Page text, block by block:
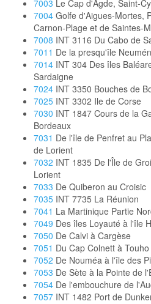
7003 Le Cap d'Agde, Saint-
7004 Golfe d'Aigues-Mortes,
Carnon-Plage et de Saintes-
7008 INT 3116 Du Cabo de
7011 De la presqu'île
7014 INT 304 Des îles
Sardaigne
7024 INT 3350 Bouches de
7025 INT 3302 Ile de Corse
7030 INT 1847 Cours de la
Bordeaux
7031 De l'île de Penfret au
de Lorient
7032 INT 1835 De l'Île de
Lorient
7033 De Quiberon au Croisic
7035 INT 7735 La Réunion
7041 La Martinique Partie
7049 Des îles Loyauté à l'île
7050 De Calvi à Cargèse
7051 Du Cap Colnett à
7052 De Nouméa à l'île des
7053 De Sète à la Pointe de
7054 De l'embouchure de
7057 INT 1482 Port de